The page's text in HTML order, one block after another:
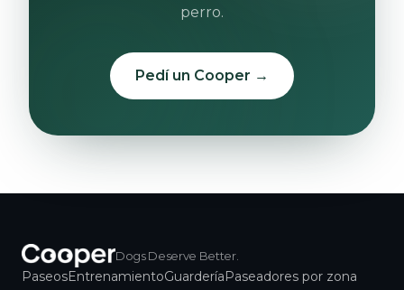
perro.
Pedí un Cooper →
Dogs Deserve Better.
PaseosEntrenamientoGuarderíaPaseadores por zona